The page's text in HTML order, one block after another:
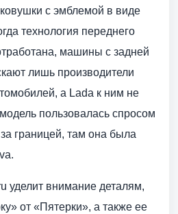
с эмблемой в виде
технология переднего
машины с задней
лишь производители
а Lada к ним не
пользовалась спросом
границей, там она была
уделит внимание деталям,
от «Пятерки», а также ее